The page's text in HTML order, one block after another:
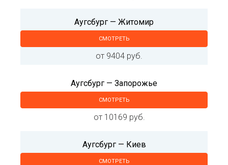
Аугсбург — Житомир
СМОТРЕТЬ
от 9404 руб.
Аугсбург — Запорожье
СМОТРЕТЬ
от 10169 руб.
Аугсбург — Киев
СМОТРЕТЬ